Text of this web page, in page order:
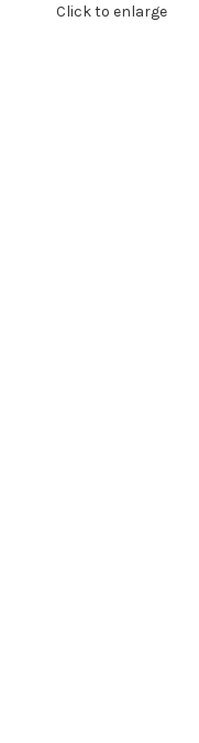
Click to enlarge